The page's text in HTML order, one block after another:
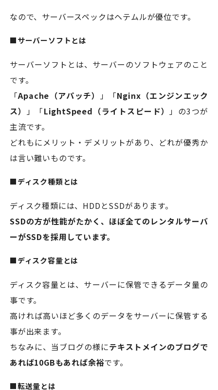
なので、サーバースペックはヘテムルが優位です。
■サーバーソフトとは
サーバーソフトとは、サーバーのソフトウェアのこと
です。
「Apache（アパッチ） 」「Nginx（エンジンエック
ス） 」「LightSpeed（ライトスピード） 」の3つが
主流です。
どれもにメリット・デメリットがあり、どれが優秀か
は言い難いものです。
■ディスク種類とは
ディスク種類には、HDDとSSDがあります。
SSDの方が性能がたかく、ほぼ全てのレンタルサーバ
ーがSSDを採用しています。
■ディスク容量とは
ディスク容量とは、サーバーに保管できるデータ量の
事です。
高ければ高いほど多くのデータをサーバーに保管する
事が出来ます。
ちなみに、当ブログの様にテキストメインのブログで
あれば10GBもあれば余裕です。
■転送量とは